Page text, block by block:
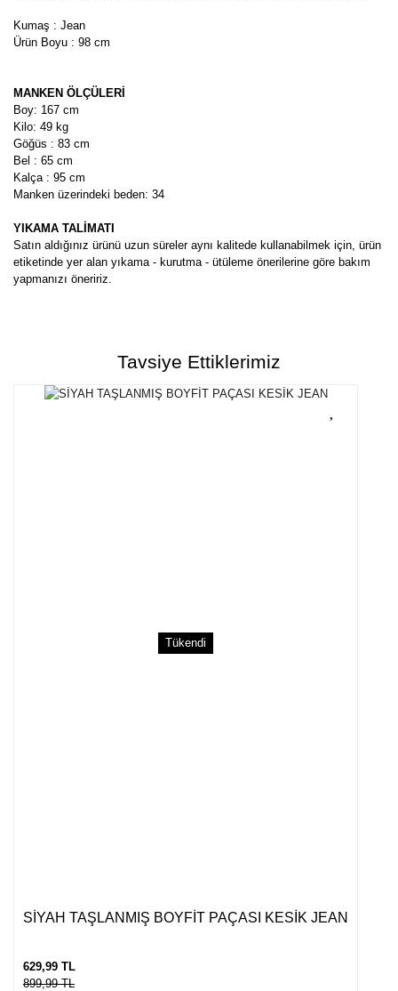
Kumaş : Jean
Ürün Boyu : 98 cm
MANKEN ÖLÇÜLERİ
Boy: 167 cm
Kilo: 49 kg
Göğüs : 83 cm
Bel : 65 cm
Kalça : 95 cm
Manken üzerindeki beden: 34
YIKAMA TALİMATI
Satın aldığınız ürünü uzun süreler aynı kalitede kullanabilmek için, ürün
etiketinde yer alan yıkama - kurutma - ütüleme önerilerine göre bakım
yapmanızı öneririz.
tarafımıza iletebilirsiniz.
Görüş ve önerileriniz için teşekkür ederiz.
Gönder
Tavsiye Ettiklerimiz
Tükendi
SİYAH TAŞLANMIŞ BOYFİT PAÇASI KESİK JEAN
629,99 TL
899,99 TL